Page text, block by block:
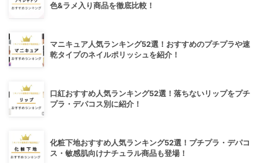
色&ラメ入り商品を徹底比較！
マニキュア人気ランキング52選！おすすめのプチプラや速
乾タイプのネイルポリッシュを紹介！
口紅おすすめ人気ランキング52選！落ちないリップをプチ
プラ・デパコス別に紹介！
化粧下地おすすめ人気ランキング52選！プチプラ・デパコ
ス・敏感肌向けナチュラル商品も登場！